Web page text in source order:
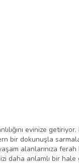
evinize
bir dokunuşla
alanlarınıza
daha anlamlı bir hale